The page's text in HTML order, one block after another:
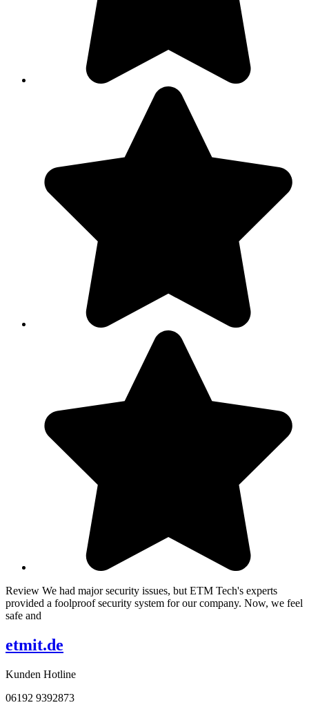
Review We had major security issues, but ETM Tech's experts
provided a foolproof security system for our company. Now, we feel
safe and
etmit.de
Kunden Hotline
06192 9392873